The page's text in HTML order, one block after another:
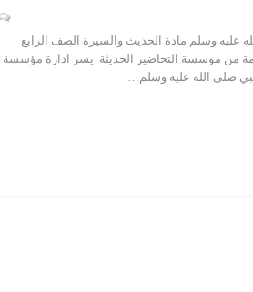
وسلم مادة الحديث والسيرة الصف الرابع
الدراسى الاول 1443 هـ مقدمة من موسسة التحاضير الحديثة يسر ادارة مؤسسة
صلى الله عليه وسلم…